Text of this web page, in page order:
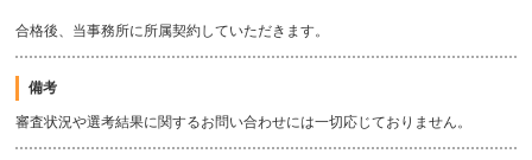
合格後、当事務所に所属契約していただきます。
備考
審査状況や選考結果に関するお問い合わせには一切応じておりません。